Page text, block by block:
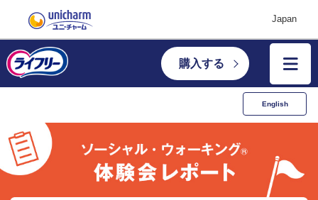
Japan
購入する
English